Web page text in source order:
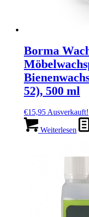
Borma
52), 500 ml
€15,95 Ausverkauft!
Weiterlesen